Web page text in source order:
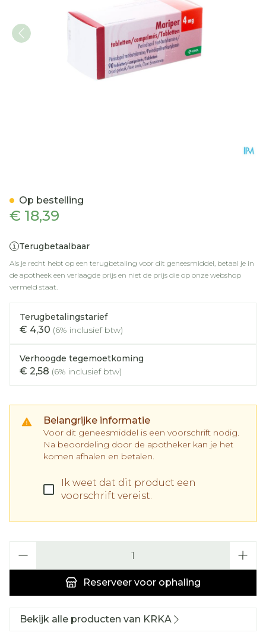
€ 18,39
Terugbetaalbaar
Als je recht hebt op een terugbetaling voor dit geneesmiddel, betaal je in
de apotheek een verlaagde prijs en niet de prijs die op onze webshop
vermeld staat.
Terugbetalingstarief
€ 4,30 (6% inclusief btw)
Verhoogde tegemoetkoming
€ 2,58 (6% inclusief btw)
Belangrijke informatie
Voor dit geneesmiddel is een voorschrift nodig.
Na beoordeling door de apotheker kan je het
komen afhalen en betalen.
Ik weet dat dit product een
voorschrift vereist.
Reserveer voor ophaling
Op bestelling
Bekijk alle producten van KRKA